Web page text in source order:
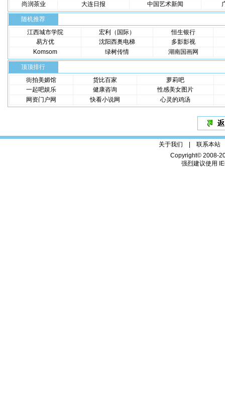
尚润茶业
大连日报 中国艺术新闻
随机推荐
江西城市学院
宏利（国际）
恒生银行
易方优
沈阳西奥电梯
多影影视
Komsom
绿树传情 湖南国画网
顶顶排行
街拍美媚馆
货比百家
萝莉吧
一起吧娱乐
健康咨询
性感美女图片
网资门户网
快看小说网 心灵的鸡汤
关于我们 | 联系本站
Copyright© 2008-
强烈建议使用